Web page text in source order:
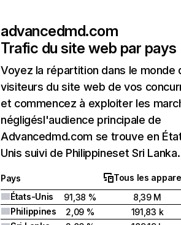
advancedmd.com
Trafic du site web par pays
Voyez la répartition dans le monde
visiteurs du site web de vos
et commencez à exploiter les
négligésl'audience principale de
Advancedmd.com se trouve en
Unis suivi de Philippineset Sri Lanka.
Pays
Tous les
États-Unis
91,38 %
8,39 M
Philippines
2,09 %
191,83 k